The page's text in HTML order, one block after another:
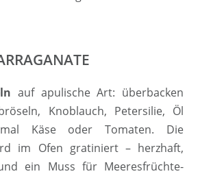
auf apulische Art: überbacken
Knoblauch, Petersilie, Öl
Käse oder Tomaten. Die
im Ofen gratiniert – herzhaft,
ein Muss für Meeresfrüchte-